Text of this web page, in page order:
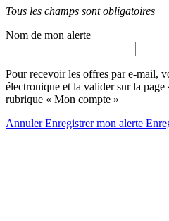
Tous les champs sont obligatoires
Nom de mon alerte
Pour recevoir les offres par e-mail,
électronique et la valider sur la page
rubrique « Mon compte »
AnnulerEnregistrer mon alerte